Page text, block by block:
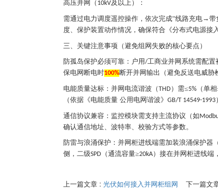
高压并网（ 10kV及以上）：
需通过电力调度遥控操作，依次完成“线路充电→
度、保护装置动作情况，确保符合《分布式电源接
三、关键注意事项（避免组网失败的核心要点）
防孤岛保护必须可靠：户用/工商业并网系统需配
保电网断电时100%断开并网输出（避免反送电威胁
电能质量达标：并网电流谐波（THD）需≤5% （单
（依据《电能质量 公用电网谐波》 GB/T 14549-1993
通信协议兼容：监控模块需支持主流协议（如
确认通信地址、波特率、校验方式等参数。
防雷与浪涌保护：并网柜进线端需加装浪涌保护器
侧，二级SPD （通流容量≥20kA）接在并网柜进线端
上一篇文章 : 光伏如何接入并网柜组网 下一篇文